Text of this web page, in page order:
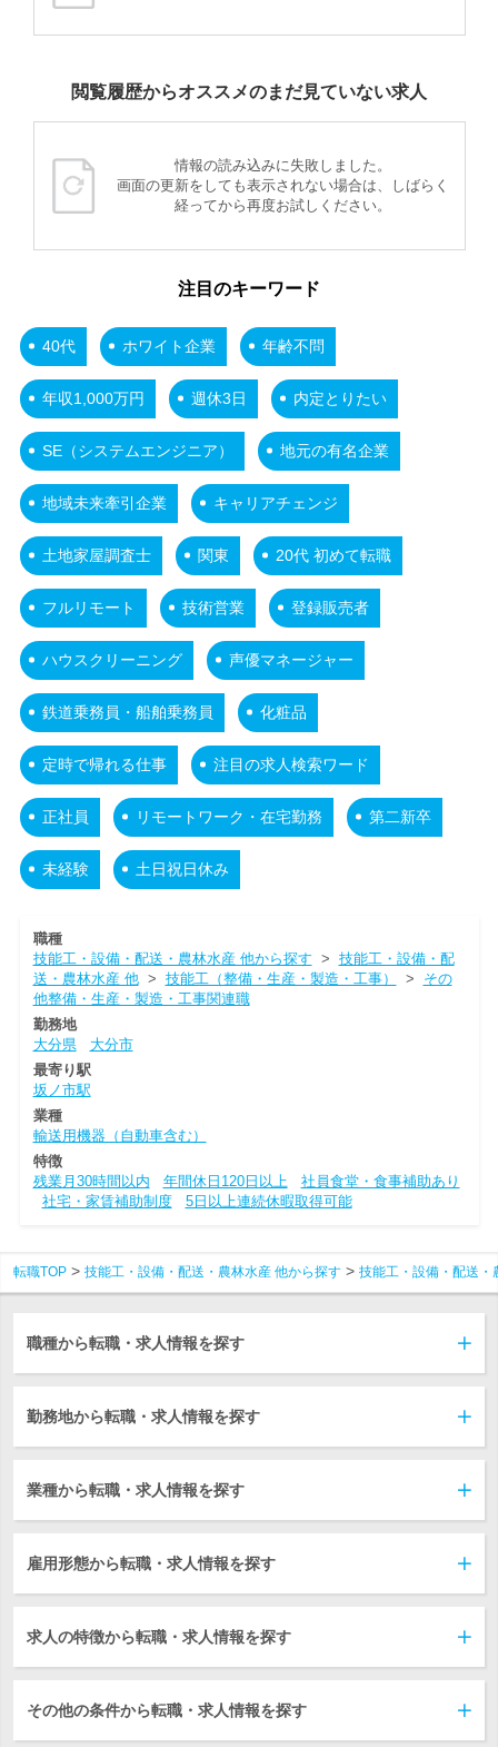
閲覧履歴からオススメのまだ見ていない求人
情報の読み込みに失敗しました。
画面の更新をしても表示されない場合は、しばらく
経ってから再度お試しください。
注目のキーワード
40代 ホワイト企業 年齢不問
年収1,000万円 週休3日 内定とりたい
SE（システムエンジニア） 地元の有名企業
地域未来牽引企業 キャリアチェンジ
土地家屋調査士 関東 20代 初めて転職
フルリモート 技術営業 登録販売者
ハウスクリーニング 声優マネージャー
鉄道乗務員・船舶乗務員 化粧品
定時で帰れる仕事 注目の求人検索ワード
正社員 リモートワーク・在宅勤務 第二新卒
未経験 土日祝日休み
職種
技能工・設備・配送・農林水産 他から探す > 技能工・設備・配
送・農林水産 他> 技能工（整備・生産・製造・工事） > その
他整備・生産・製造・工事関連職
勤務地
大分県
大分市
最寄り駅
坂ノ市駅
業種
輸送用機器（自動車含む）
特徴
残業月30時間以内
年間休日120日以上
社員食堂・食事補助あり
社宅・家賃補助制度
5日以上連続休暇取得可能
転職TOP 技能工・設備・配送・農林水産 他から探す 技能工・設備・配送・
職種から転職・求人情報を探す
勤務地から転職・求人情報を探す
業種から転職・求人情報を探す
雇用形態から転職・求人情報を探す
求人の特徴から転職・求人情報を探す
その他の条件から転職・求人情報を探す